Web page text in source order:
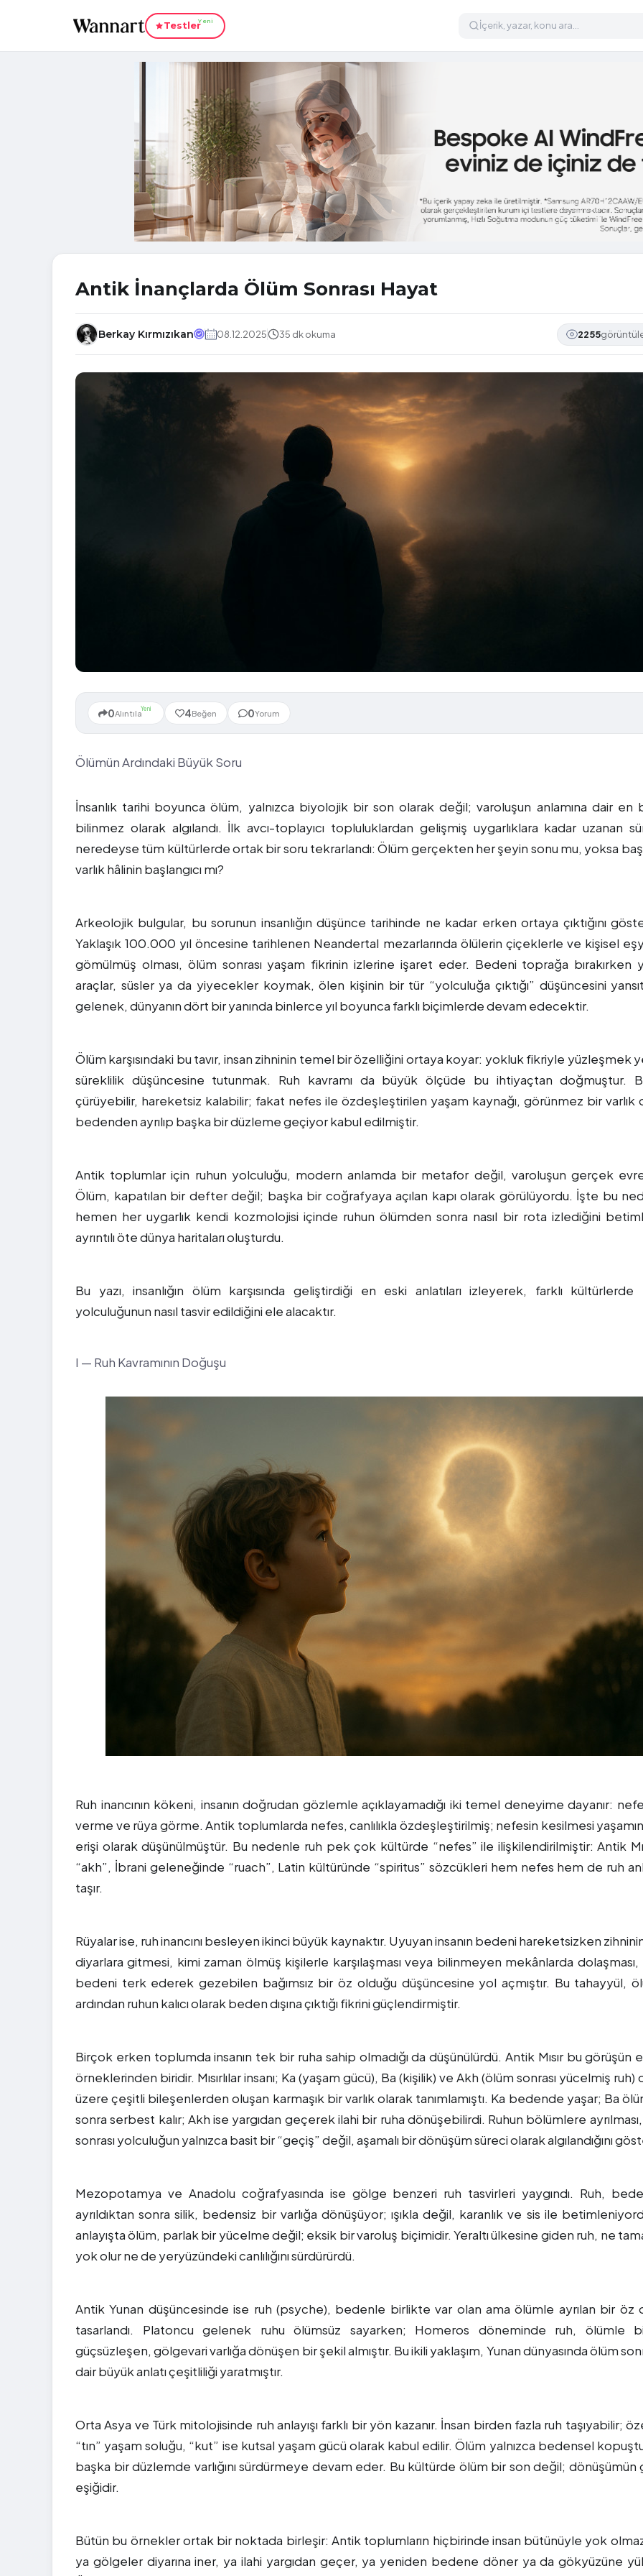
TestlerYeni
Antik İnançlarda Ölüm Sonrası Hayat
Berkay Kırmızıkan 08.12.2025 35 dk okuma 2255
0AlıntılaYeni 4Beğen 0Yorum
Ölümün Ardındaki Büyük Soru
İnsanlık tarihi boyunca ölüm, yalnızca biyolojik bir son olarak değil; varoluşun anlamına dair en
bilinmez olarak algılandı. İlk avcı-toplayıcı topluluklardan gelişmiş uygarlıklara kadar uzanan
neredeyse tüm kültürlerde ortak bir soru tekrarlandı: Ölüm gerçekten her şeyin sonu mu, yoksa
varlık hâlinin başlangıcı mı?
Arkeolojik bulgular, bu sorunun insanlığın düşünce tarihinde ne kadar erken ortaya çıktığını
Yaklaşık 100.000 yıl öncesine tarihlenen Neandertal mezarlarında ölülerin çiçeklerle ve kişisel
gömülmüş olması, ölüm sonrası yaşam fikrinin izlerine işaret eder. Bedeni toprağa bırakırken
araçlar, süsler ya da yiyecekler koymak, ölen kişinin bir tür “yolculuğa çıktığı” düşüncesini
gelenek, dünyanın dört bir yanında binlerce yıl boyunca farklı biçimlerde devam edecektir.
Ölüm karşısındaki bu tavır, insan zihninin temel bir özelliğini ortaya koyar: yokluk fikriyle yüzleşmek
süreklilik düşüncesine tutunmak. Ruh kavramı da büyük ölçüde bu ihtiyaçtan doğmuştur.
çürüyebilir, hareketsiz kalabilir; fakat nefes ile özdeşleştirilen yaşam kaynağı, görünmez bir varlık
bedenden ayrılıp başka bir düzleme geçiyor kabul edilmiştir.
Antik toplumlar için ruhun yolculuğu, modern anlamda bir metafor değil, varoluşun gerçek
Ölüm, kapatılan bir defter değil; başka bir coğrafyaya açılan kapı olarak görülüyordu. İşte bu
hemen her uygarlık kendi kozmolojisi içinde ruhun ölümden sonra nasıl bir rota izlediğini
ayrıntılı öte dünya haritaları oluşturdu.
Bu yazı, insanlığın ölüm karşısında geliştirdiği en eski anlatıları izleyerek, farklı kültürlerde
yolculuğunun nasıl tasvir edildiğini ele alacaktır.
I — Ruh Kavramının Doğuşu
Ruh inancının kökeni, insanın doğrudan gözlemle açıklayamadığı iki temel deneyime dayanır:
verme ve rüya görme. Antik toplumlarda nefes, canlılıkla özdeşleştirilmiş; nefesin kesilmesi
erişi olarak düşünülmüştür. Bu nedenle ruh pek çok kültürde “nefes” ile ilişkilendirilmiştir: Antik
“akh”, İbrani geleneğinde “ruach”, Latin kültüründe “spiritus” sözcükleri hem nefes hem de ruh
taşır.
Rüyalar ise, ruh inancını besleyen ikinci büyük kaynaktır. Uyuyan insanın bedeni hareketsizken
diyarlara gitmesi, kimi zaman ölmüş kişilerle karşılaşması veya bilinmeyen mekânlarda dolaşması,
bedeni terk ederek gezebilen bağımsız bir öz olduğu düşüncesine yol açmıştır. Bu tahayyül,
ardından ruhun kalıcı olarak beden dışına çıktığı fikrini güçlendirmiştir.
Birçok erken toplumda insanın tek bir ruha sahip olmadığı da düşünülürdü. Antik Mısır bu görüşün
örneklerinden biridir. Mısırlılar insanı; Ka (yaşam gücü), Ba (kişilik) ve Akh (ölüm sonrası yücelmiş ruh)
üzere çeşitli bileşenlerden oluşan karmaşık bir varlık olarak tanımlamıştı. Ka bedende yaşar; Ba
sonra serbest kalır; Akh ise yargıdan geçerek ilahi bir ruha dönüşebilirdi. Ruhun bölümlere
sonrası yolculuğun yalnızca basit bir “geçiş” değil, aşamalı bir dönüşüm süreci olarak algılandığını
Mezopotamya ve Anadolu coğrafyasında ise gölge benzeri ruh tasvirleri yaygındı. Ruh,
ayrıldıktan sonra silik, bedensiz bir varlığa dönüşüyor; ışıkla değil, karanlık ve sis ile
anlayışta ölüm, parlak bir yücelme değil; eksik bir varoluş biçimidir. Yeraltı ülkesine giden ruh, ne
yok olur ne de yeryüzündeki canlılığını sürdürürdü.
Antik Yunan düşüncesinde ise ruh (psyche), bedenle birlikte var olan ama ölümle ayrılan bir öz
tasarlandı. Platoncu gelenek ruhu ölümsüz sayarken; Homeros döneminde ruh, ölümle
güçsüzleşen, gölgevari varlığa dönüşen bir şekil almıştır. Bu ikili yaklaşım, Yunan dünyasında ölüm
dair büyük anlatı çeşitliliği yaratmıştır.
Orta Asya ve Türk mitolojisinde ruh anlayışı farklı bir yön kazanır. İnsan birden fazla ruh taşıyabilir;
“tın” yaşam soluğu, “kut” ise kutsal yaşam gücü olarak kabul edilir. Ölüm yalnızca bedensel
başka bir düzlemde varlığını sürdürmeye devam eder. Bu kültürde ölüm bir son değil; dönüşümün
eşiğidir.
Bütün bu örnekler ortak bir noktada birleşir: Antik toplumların hiçbirinde insan bütünüyle yok
ya gölgeler diyarına iner, ya ilahi yargıdan geçer, ya yeniden bedene döner ya da gökyüzüne